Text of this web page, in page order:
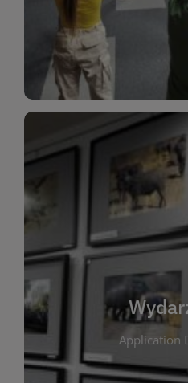
Dla
Application
W tej zakładce
wszystkich
bibliotekę. Znajdziesz
autorskich,
tematycznych dla
wydarzenie ma na
czytelniczej oraz
Dzięki kalendarzowi